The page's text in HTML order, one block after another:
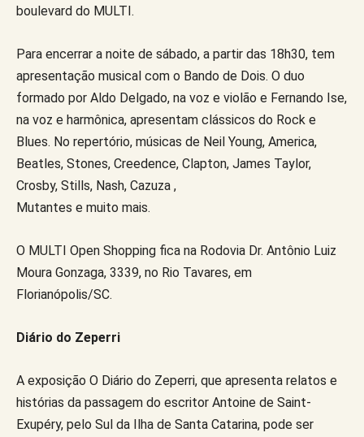
boulevard do MULTI.
Para encerrar a noite de sábado, a partir das 18h30, tem
apresentação musical com o Bando de Dois. O duo
formado por Aldo Delgado, na voz e violão e Fernando Ise,
na voz e harmônica, apresentam clássicos do Rock e
Blues. No repertório, músicas de Neil Young, America,
Beatles, Stones, Creedence, Clapton, James Taylor,
Crosby, Stills, Nash, Cazuza ,
Mutantes e muito mais.
O MULTI Open Shopping fica na Rodovia Dr. Antônio Luiz
Moura Gonzaga, 3339, no Rio Tavares, em
Florianópolis/SC.
Diário do Zeperri
A exposição O Diário do Zeperri, que apresenta relatos e
histórias da passagem do escritor Antoine de Saint-
Exupéry, pelo Sul da Ilha de Santa Catarina, pode ser